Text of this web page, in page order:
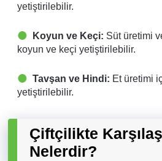
yetiştirilebilir.
Koyun ve Keçi: Süt üretimi
koyun ve keçi yetiştirilebilir.
Tavşan ve Hindi: Et üretimi
yetiştirilebilir.
Çiftçilikte
Nelerdir?